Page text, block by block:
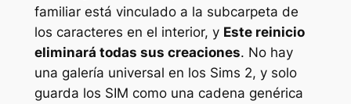
familiar está vinculado a la subcarpeta de
los caracteres en el interior, y Este reinicio
eliminará todas sus creaciones. No hay
una galería universal en los Sims 2, y solo
guarda los SIM como una cadena genérica